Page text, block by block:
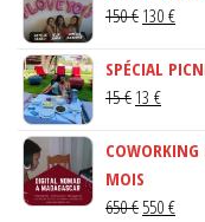
150€ LE
INITIAL
ÉTAIT :
130 €LE
SPÉCIAL
15€ LE
INITIAL
ÉTAIT :
15 €.
13 €LE
ACTUEL
13 €.
MOIS
650€ LE
550 €LE